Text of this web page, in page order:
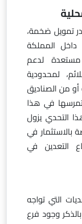
تمويل ضخمة،
المملكة
مستعدة لدعم
لمحدودية
أو من الصناديق
تمرسها في هذا
التحدي يزول
بالاستثمار في
التعدين في
التي تواجه
وجود فرع